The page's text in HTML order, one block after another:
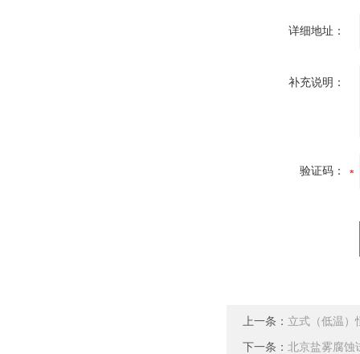
详细地址：
补充说明：
验证码：
上一条： 立式（低温）
下一条： 北京盐雾腐蚀